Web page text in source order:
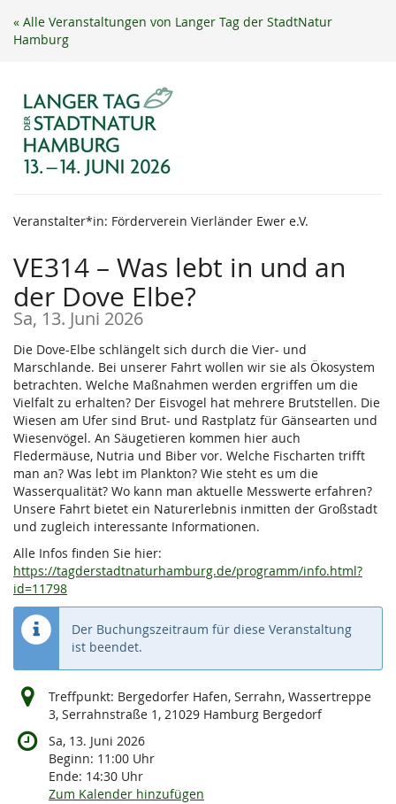
Zum
Haupt-
« Alle Veranstaltungen von Langer Tag der StadtNatur
Hamburg
Veranstalter*in: Förderverein Vierländer Ewer e.V.
VE314 – Was lebt in und an
der Dove Elbe?
Sa, 13. Juni 2026
Die Dove-Elbe schlängelt sich durch die Vier- und
Marschlande. Bei unserer Fahrt wollen wir sie als Ökosystem
betrachten. Welche Maßnahmen werden ergriffen um die
Vielfalt zu erhalten? Der Eisvogel hat mehrere Brutstellen. Die
Wiesen am Ufer sind Brut- und Rastplatz für Gänsearten und
Wiesenvögel. An Säugetieren kommen hier auch
Fledermäuse, Nutria und Biber vor. Welche Fischarten trifft
man an? Was lebt im Plankton? Wie steht es um die
Wasserqualität? Wo kann man aktuelle Messwerte erfahren?
Unsere Fahrt bietet ein Naturerlebnis inmitten der Großstadt
und zugleich interessante Informationen.
Alle Infos finden Sie hier:
https://tagderstadtnaturhamburg.de/programm/info.html?
id=11798
Der Buchungszeitraum für diese Veranstaltung
ist beendet.
Treffpunkt: Bergedorfer Hafen, Serrahn, Wassertreppe
3, Serrahnstraße 1, 21029 Hamburg Bergedorf
Sa, 13. Juni 2026
Beginn: 11:00 Uhr
Ende: 14:30 Uhr
Zum Kalender hinzufügen